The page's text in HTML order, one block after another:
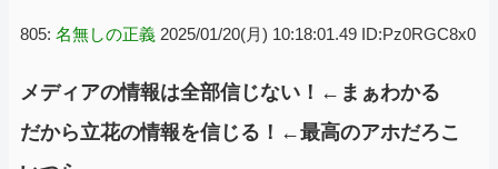
805: 名無しの正義 2025/01/20(月) 10:18:01.49 ID:Pz0RGC8x0
メディアの情報は全部信じない！←まぁわかる
だから立花の情報を信じる！←最高のアホだろこ